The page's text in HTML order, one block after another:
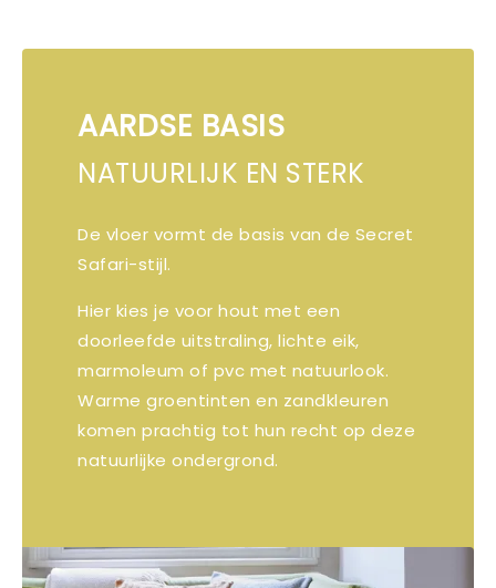
AARDSE BASIS
NATUURLIJK EN STERK
De vloer vormt de basis van de Secret
Safari-stijl.
Hier kies je voor hout met een
doorleefde uitstraling, lichte eik,
marmoleum of pvc met natuurlook.
Warme groentinten en zandkleuren
komen prachtig tot hun recht op deze
natuurlijke ondergrond.